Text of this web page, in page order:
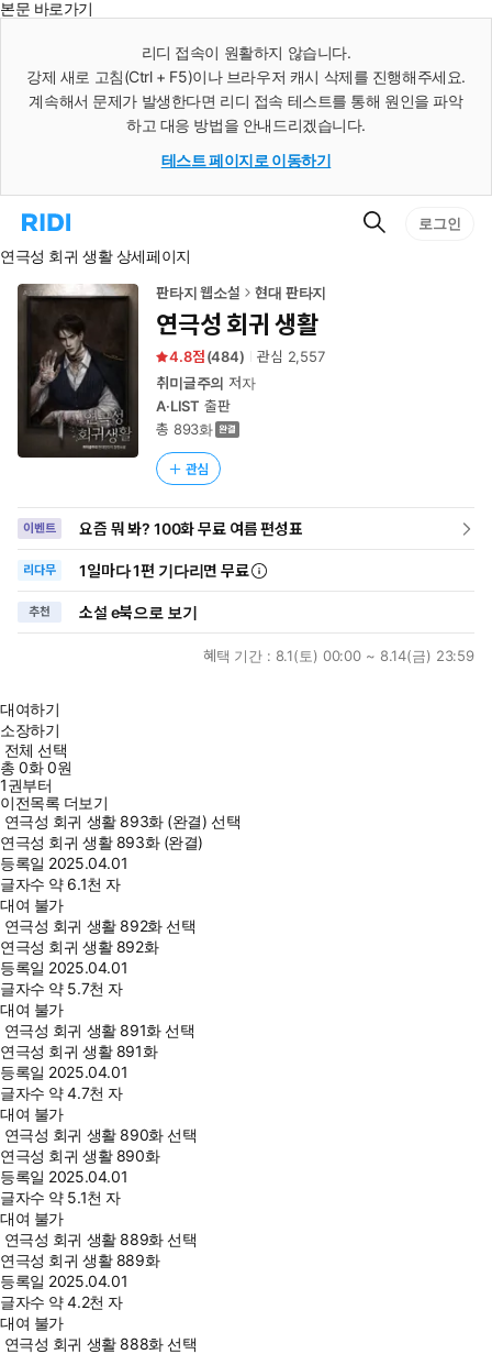
본문 바로가기
리디 접속이 원활하지 않습니다.
강제 새로 고침(Ctrl + F5)이나 브라우저 캐시 삭제를 진행해주세요.
계속해서 문제가 발생한다면 리디 접속 테스트를 통해 원인을 파악
하고 대응 방법을 안내드리겠습니다.
테스트 페이지로 이동하기
리
홈
로
검
로그인
연극성 회귀 생활 상세페이지
판타지 웹소설 현대 판타지
연극성 회귀 생활
4.8 (484) 관심 2,557
취미글주의 저자
A·LIST 출판
총 893화
관심
이벤트 요즘 뭐 봐? 100화 무료 여름 편성표
리다무 1일마다1편 기다리면 무료
추천 소설 e북으로 보기
혜택 기간 : 8.1(토) 00:00 ~ 8.14(금) 23:59
대여하기
소장하기
전체 선택
총0화0원
1권부터
이전목록 더보기
연극성 회귀 생활 893화 (완결) 선택
연극성 회귀 생활 893화 (완결)
등록일 2025.04.01
글자수 약 6.1천 자
대여 불가
연극성 회귀 생활 892화 선택
연극성 회귀 생활 892화
등록일 2025.04.01
글자수 약 5.7천 자
대여 불가
연극성 회귀 생활 891화 선택
연극성 회귀 생활 891화
등록일 2025.04.01
글자수 약 4.7천 자
대여 불가
연극성 회귀 생활 890화 선택
연극성 회귀 생활 890화
등록일 2025.04.01
글자수 약 5.1천 자
대여 불가
연극성 회귀 생활 889화 선택
연극성 회귀 생활 889화
등록일 2025.04.01
글자수 약 4.2천 자
대여 불가
연극성 회귀 생활 888화 선택